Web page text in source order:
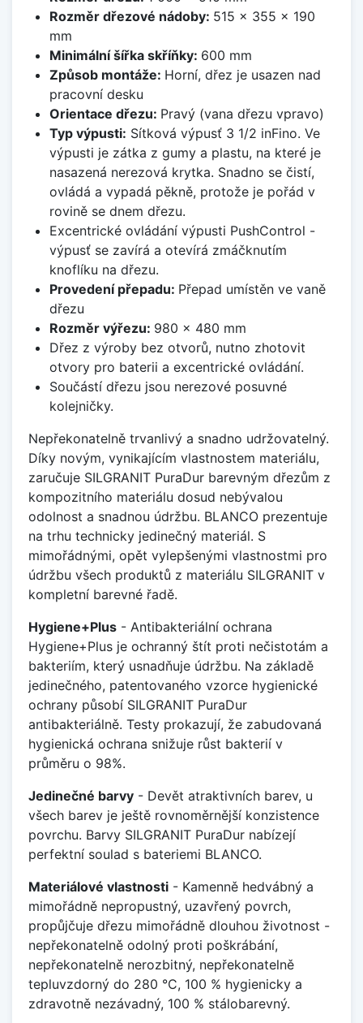
Rozměr dřezové nádoby: 515 x 355 x 190
mm
Minimální šířka skříňky: 600 mm
Způsob montáže: Horní, dřez je usazen nad
pracovní desku
Orientace dřezu: Pravý (vana dřezu vpravo)
Typ výpusti: Sítková výpusť 3 1/2 inFino. Ve
výpusti je zátka z gumy a plastu, na které je
nasazená nerezová krytka. Snadno se čistí,
ovládá a vypadá pěkně, protože je pořád v
rovině se dnem dřezu.
Excentrické ovládání výpusti PushControl -
výpusť se zavírá a otevírá zmáčknutím
knoflíku na dřezu.
Provedení přepadu: Přepad umístěn ve vaně
dřezu
Rozměr výřezu: 980 x 480 mm
Dřez z výroby bez otvorů, nutno zhotovit
otvory pro baterii a excentrické ovládání.
Součástí dřezu jsou nerezové posuvné
kolejničky.
Nepřekonatelně trvanlivý a snadno udržovatelný.
Díky novým, vynikajícím vlastnostem materiálu,
zaručuje SILGRANIT PuraDur barevným dřezům z
kompozitního materiálu dosud nebývalou
odolnost a snadnou údržbu. BLANCO prezentuje
na trhu technicky jedinečný materiál. S
mimořádnými, opět vylepšenými vlastnostmi pro
údržbu všech produktů z materiálu SILGRANIT v
kompletní barevné řadě.
Hygiene+Plus - Antibakteriální ochrana
Hygiene+Plus je ochranný štít proti nečistotám a
bakteriím, který usnadňuje údržbu. Na základě
jedinečného, patentovaného vzorce hygienické
ochrany působí SILGRANIT PuraDur
antibakteriálně. Testy prokazují, že zabudovaná
hygienická ochrana snižuje růst bakterií v
průměru o 98%.
Jedinečné barvy - Devět atraktivních barev, u
všech barev je ještě rovnoměrnější konzistence
povrchu. Barvy SILGRANIT PuraDur nabízejí
perfektní soulad s bateriemi BLANCO.
Materiálové vlastnosti - Kamenně hedvábný a
mimořádně nepropustný, uzavřený povrch,
propůjčuje dřezu mimořádně dlouhou životnost -
nepřekonatelně odolný proti poškrábání,
nepřekonatelně nerozbitný, nepřekonatelně
tepluvzdorný do 280 °C, 100 % hygienicky a
zdravotně nezávadný, 100 % stálobarevný.